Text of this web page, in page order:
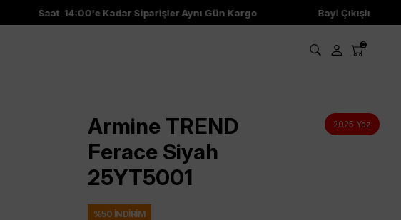
Saat 14:00'e Kadar Siparişler Aynı Gün Kargo Bayi Çıkışlı
0
Armine TREND
Ferace Siyah
25YT5001
2025 Yaz
%50 İNDIRIM